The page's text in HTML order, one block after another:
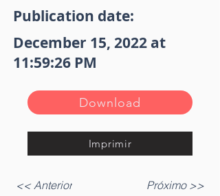
Publication date:
December 15, 2022 at
11:59:26 PM
Download
Imprimir
<< Anterior Próximo >>